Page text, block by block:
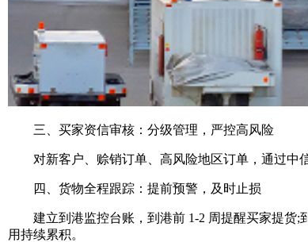
三、买家资信审核：分级管理，严控高风险
对新客户、赊销订单、高风险地区订单，通过中信
四、货物全程跟踪：提前预警，及时止损
建立到港监控台账，到港前 1-2 周提醒买家提货;
用持续累积。